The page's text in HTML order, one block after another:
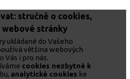
stručně o cookies,
webové stránky
ukládané do Vašeho
většina webových
Vás i pro nás.
cookies nezbytné k
analytické cookies ke